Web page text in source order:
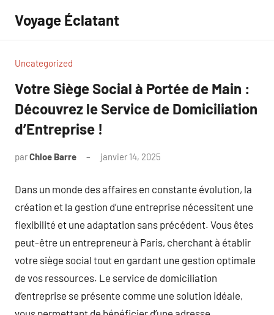
contenu
Voyage Éclatant
Uncategorized
Votre Siège Social à Portée de Main :
Découvrez le Service de Domiciliation
d’Entreprise !
parChloe Barre janvier 14, 2025
Dans un monde des affaires en constante évolution, la
création et la gestion d’une entreprise nécessitent une
flexibilité et une adaptation sans précédent. Vous êtes
peut-être un entrepreneur à Paris, cherchant à établir
votre siège social tout en gardant une gestion optimale
de vos ressources. Le service de domiciliation
d’entreprise se présente comme une solution idéale,